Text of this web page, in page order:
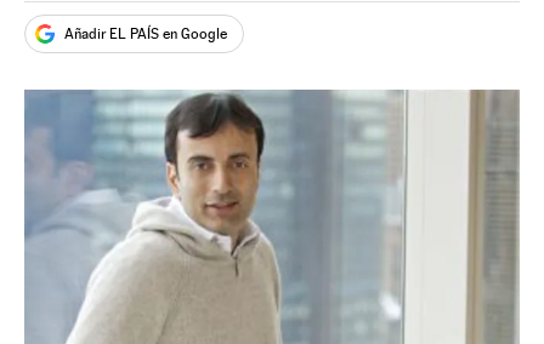
Añadir EL PAÍS en Google